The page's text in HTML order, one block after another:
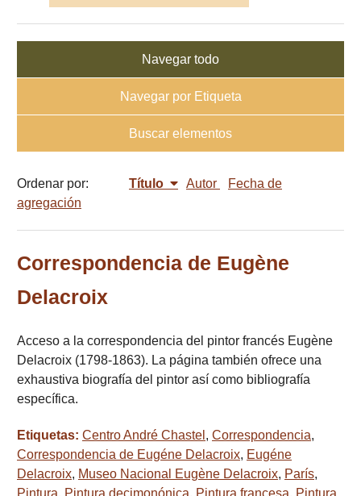
Navegar todo
Navegar por Etiqueta
Buscar elementos
Ordenar por: Título Autor
Fecha de
agregación
Correspondencia de Eugène
Delacroix
Acceso a la correspondencia del pintor francés Eugène
Delacroix (1798-1863). La página también ofrece una
exhaustiva biografía del pintor así como bibliografía
específica.
Etiquetas: Centro André Chastel , Correspondencia,
Correspondencia de Eugéne Delacroix, Eugéne
Delacroix, Museo Nacional Eugène Delacroix, París,